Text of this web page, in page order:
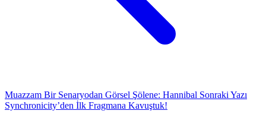
Muazzam Bir Senaryodan Görsel Şölene: Hannibal Sonraki Yazı
Synchronicity’den İlk Fragmana Kavuştuk!